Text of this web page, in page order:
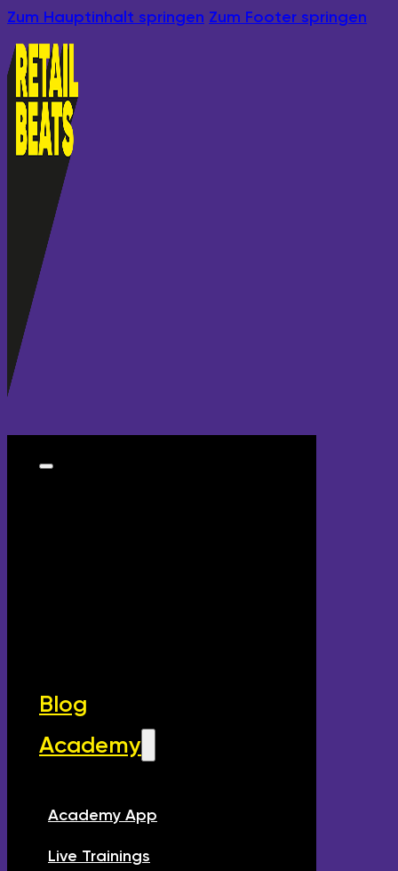
Zum Hauptinhalt springen Zum Footer springen
Blog
Academy
Academy App
Live Trainings